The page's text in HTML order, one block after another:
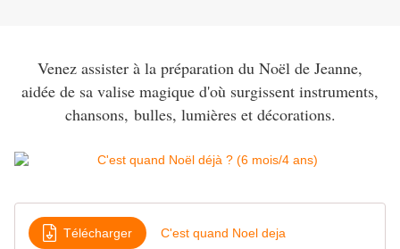
Venez assister à la préparation du Noël de Jeanne,
aidée de sa valise magique d'où surgissent instruments,
chansons, bulles, lumières et décorations.
Télécharger C'est quand Noel deja